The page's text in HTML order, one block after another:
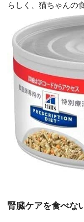
らしく、猫ちゃんの
腎臓ケアを食べな